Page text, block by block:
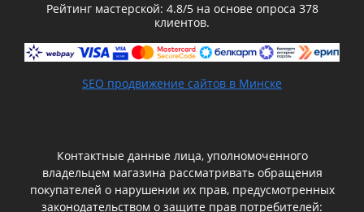
Рейтинг мастерской: 4.8/5 на основе опроса 378
клиентов.
SEO продвижение сайтов в Минске
Контактные данные лица, уполномоченного
владельцем магазина рассматривать обращения
покупателей о нарушении их прав, предусмотренных
законодательством о защите прав потребителей: